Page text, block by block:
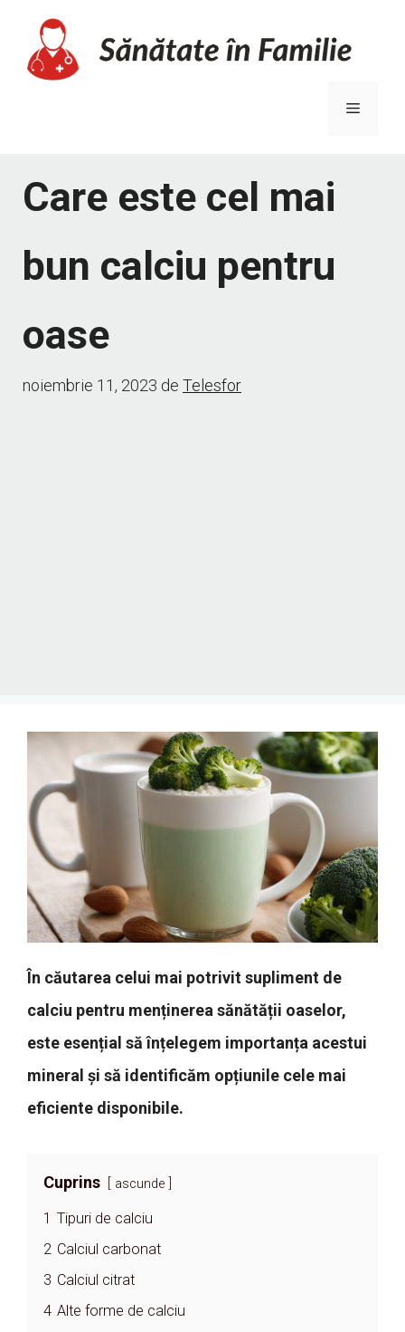
conținut
Meniu
Care este cel mai
bun calciu pentru
oase
noiembrie 11, 2023 de Telesfor
În căutarea celui mai potrivit supliment de
calciu pentru menținerea sănătății oaselor,
este esențial să înțelegem importanța acestui
mineral și să identificăm opțiunile cele mai
eficiente disponibile.
Cuprins ascunde
1 Tipuri de calciu
2 Calciul carbonat
3 Calciul citrat
4 Alte forme de calciu